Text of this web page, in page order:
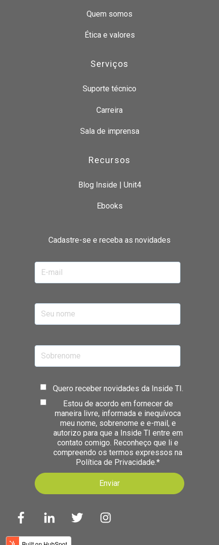
Quem somos
Ética e valores
Serviços
Suporte técnico
Carreira
Sala de imprensa
Recursos
Blog Inside | Unit4
Ebooks
Cadastre-se e receba as novidades
Quero receber novidades da Inside TI.
Estou de acordo em fornecer de
maneira livre, informada e inequívoca
meu nome, sobrenome e e-mail, e
autorizo para que a Inside TI entre em
contato comigo. Reconheço que li e
compreendo os termos expressos na
Política de Privacidade.*